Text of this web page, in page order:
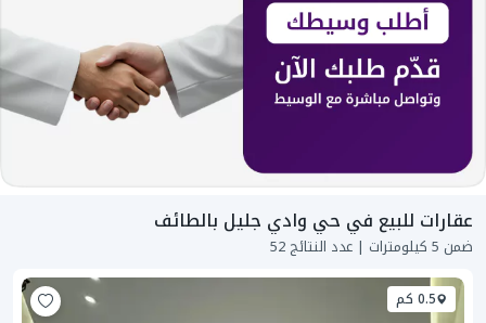
عقارات للبيع في حي وادي جليل بالطائف
ضمن 5 كيلومترات | عدد النتائج 52
0.5 كم